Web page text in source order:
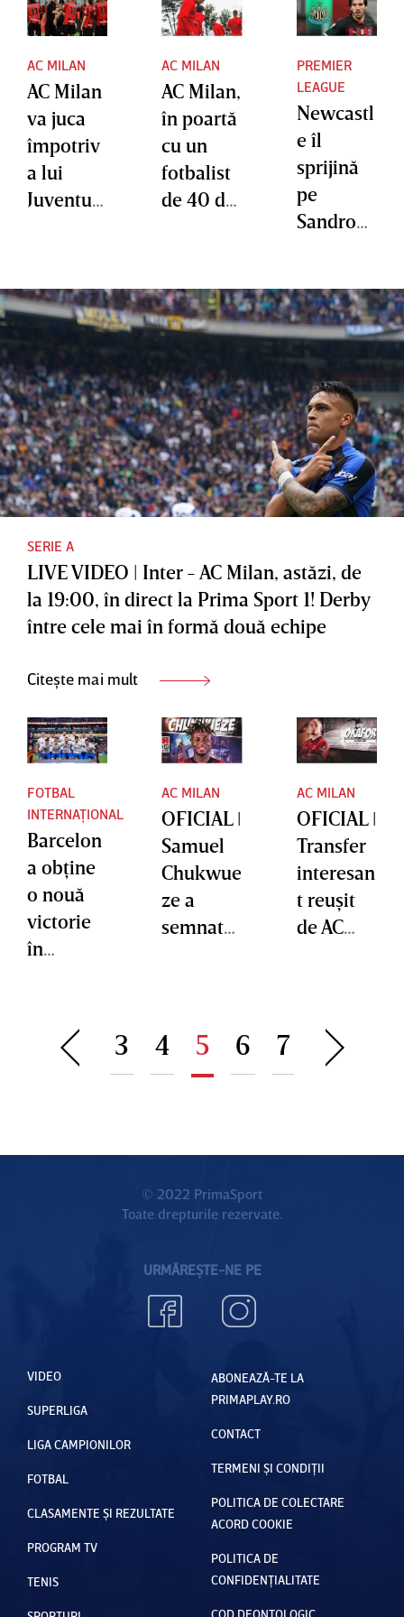
Porto la
40 de ani
AC MILAN
AC Milan
va juca
împotriv
a lui
Juventus
AC MILAN
AC Milan,
în poartă
cu un
fotbalist
de 40 de
Juventus!
Situaţie
atipică
înaintea
marelui
derby
PREMIER
LEAGUE
Newcastl
e îl
sprijină
pe
Sandro
pariurilor
sportive
SERIE A
LIVE VIDEO | Inter - AC Milan, astăzi, de
la 19:00, în direct la Prima Sport 1! Derby
între cele mai în formă două echipe
Citește mai mult
FOTBAL
INTERNAȚIONAL
Barcelon
a obţine
o nouă
victorie
în
AC MILAN
OFICIAL ǀ
Samuel
Chukwue
ze a
semnat
AC MILAN
OFICIAL ǀ
Transfer
interesan
t reuşit
de AC
semnat
3 4 5 6 7
© 2022 PrimaSport
Toate drepturile rezervate.
URMĂREȘTE-NE PE
VIDEO
SUPERLIGA
LIGA CAMPIONILOR
FOTBAL
CLASAMENTE ȘI REZULTATE
PROGRAM TV
TENIS
ABONEAZĂ-TE LA
PRIMAPLAY.RO
CONTACT
TERMENI ȘI CONDIȚII
POLITICA DE COLECTARE
ACORD COOKIE
POLITICA DE
CONFIDENȚIALITATE
COD DEONTOLOGIC